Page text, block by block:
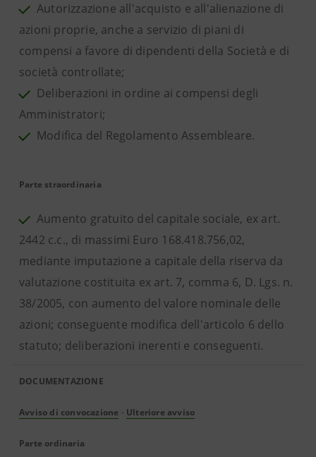
Autorizzazione all'acquisto e all'alienazione di
azioni proprie, anche a servizio di piani di
compensi a favore di dipendenti della Società e di
società controllate;
Deliberazioni in ordine ai compensi degli
Amministratori;
Modifica del Regolamento Assembleare.
Parte straordinaria
Aumento gratuito del capitale sociale, ex art.
2442 c.c., di massimi Euro 168.418.756,02,
mediante imputazione a capitale della riserva da
valutazione costituita ex art. 7, comma 6, D. Lgs. n.
38/2005, con aumento del valore nominale delle
azioni; conseguente modifica dell'articolo 6 dello
statuto; deliberazioni inerenti e conseguenti.
DOCUMENTAZIONE
Avviso di convocazione - Ulteriore avviso
Parte ordinaria